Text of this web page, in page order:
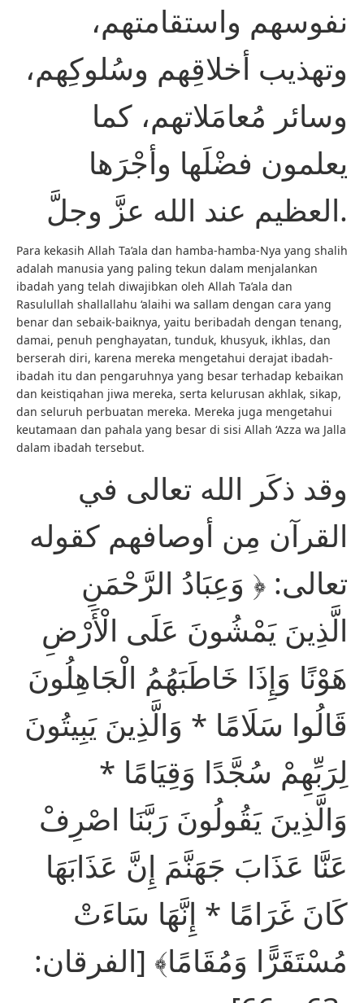
نفوسهم واستقامتهم،
وتهذيب أخلاقِهم وسُلوكِهم،
وسائر مُعامَلاتهم، كما
يعلمون فضْلَها وأجْرَها
العظيم عند الله عزَّ وجلَّ.
Para kekasih Allah Ta’ala dan hamba-hamba-Nya yang shalih
adalah manusia yang paling tekun dalam menjalankan
ibadah yang telah diwajibkan oleh Allah Ta’ala dan
Rasulullah shallallahu ‘alaihi wa sallam dengan cara yang
benar dan sebaik-baiknya, yaitu beribadah dengan tenang,
damai, penuh penghayatan, tunduk, khusyuk, ikhlas, dan
berserah diri, karena mereka mengetahui derajat ibadah-
ibadah itu dan pengaruhnya yang besar terhadap kebaikan
dan keistiqahan jiwa mereka, serta kelurusan akhlak, sikap,
dan seluruh perbuatan mereka. Mereka juga mengetahui
keutamaan dan pahala yang besar di sisi Allah ‘Azza wa Jalla
dalam ibadah tersebut.
وقد ذكَر الله تعالى في
القرآن مِن أوصافهم كقوله
تعالى: ﴿ وَعِبَادُ الرَّحْمَنِ
الَّذِينَ يَمْشُونَ عَلَى الْأَرْضِ
هَوْنًا وَإِذَا خَاطَبَهُمُ الْجَاهِلُونَ
قَالُوا سَلَامًا * وَالَّذِينَ يَبِيتُونَ
لِرَبِّهِمْ سُجَّدًا وَقِيَامًا *
وَالَّذِينَ يَقُولُونَ رَبَّنَا اصْرِفْ
عَنَّا عَذَابَ جَهَنَّمَ إِنَّ عَذَابَهَا
كَانَ غَرَامًا * إِنَّهَا سَاءَتْ
مُسْتَقَرًّا وَمُقَامًا﴾ [الفرقان: